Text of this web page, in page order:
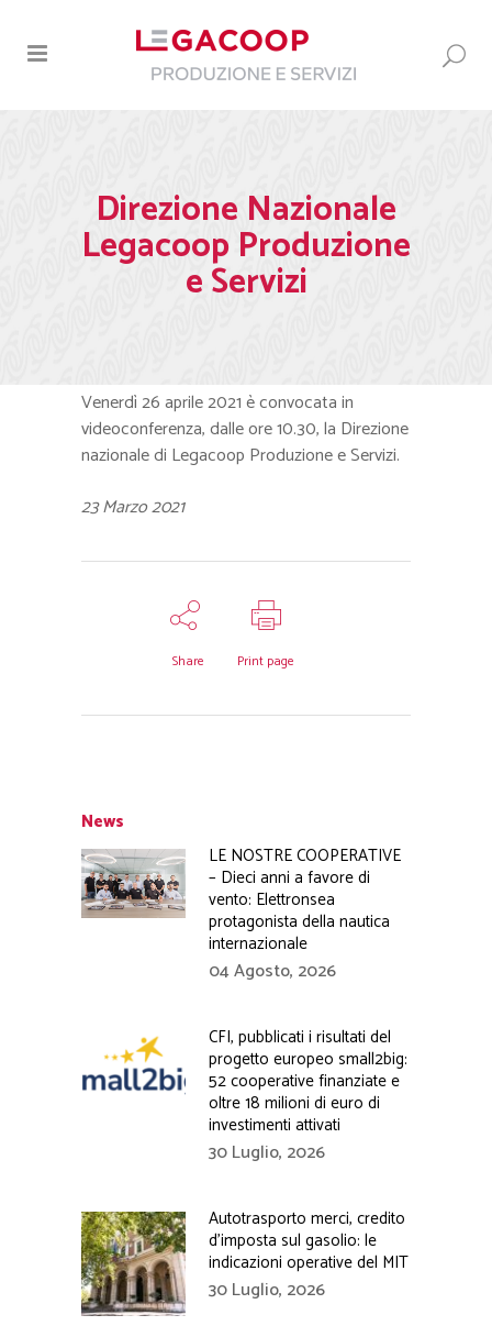
Direzione Nazionale
Legacoop Produzione
e Servizi
Venerdì 26 aprile 2021 è convocata in
videoconferenza, dalle ore 10.30, la Direzione
nazionale di Legacoop Produzione e Servizi.
23 Marzo 2021
Share Print page
News
LE NOSTRE COOPERATIVE
– Dieci anni a favore di
vento: Elettronsea
protagonista della nautica
internazionale
04 Agosto, 2026
CFI, pubblicati i risultati del
progetto europeo small2big:
52 cooperative finanziate e
oltre 18 milioni di euro di
investimenti attivati
30 Luglio, 2026
Autotrasporto merci, credito
d’imposta sul gasolio: le
indicazioni operative del MIT
30 Luglio, 2026